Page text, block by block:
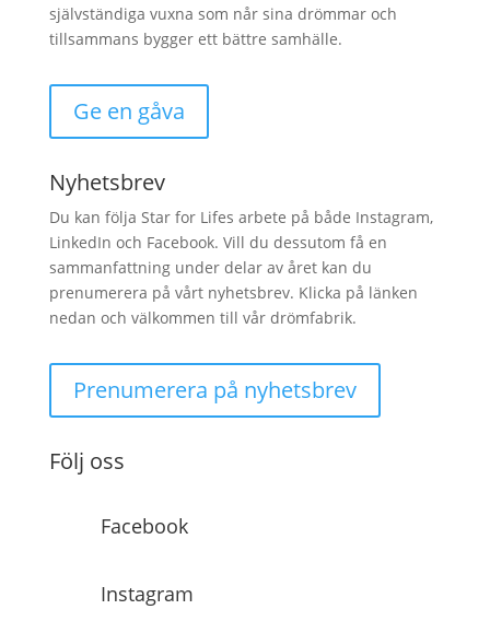
självständiga vuxna som når sina drömmar och
tillsammans bygger ett bättre samhälle.
Ge en gåva
Nyhetsbrev
Du kan följa Star for Lifes arbete på både Instagram,
LinkedIn och Facebook. Vill du dessutom få en
sammanfattning under delar av året kan du
prenumerera på vårt nyhetsbrev. Klicka på länken
nedan och välkommen till vår drömfabrik.
Prenumerera på nyhetsbrev
Följ oss
Facebook
Instagram